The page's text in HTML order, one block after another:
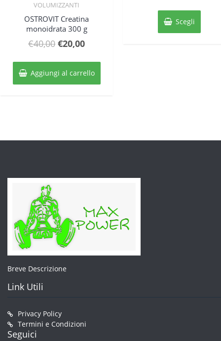
VOLUMIZZANTI
OSTROVIT Creatina
monoidrata 300 g
€40,00 Il
originale
era:
€20,00Il
attuale
è:
Aggiungi al carrello
Scegli
Breve Descrizione
Link Utili
Privacy Policy
Termini e Condizioni
Seguici